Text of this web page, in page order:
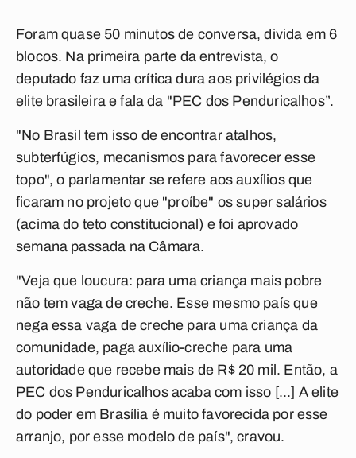
Foram quase 50 minutos de conversa, divida em 6
blocos. Na primeira parte da entrevista, o
deputado faz uma crítica dura aos privilégios da
elite brasileira e fala da "PEC dos Penduricalhos”.
"No Brasil tem isso de encontrar atalhos,
subterfúgios, mecanismos para favorecer esse
topo", o parlamentar se refere aos auxílios que
ficaram no projeto que "proíbe" os super salários
(acima do teto constitucional) e foi aprovado
semana passada na Câmara.
"Veja que loucura: para uma criança mais pobre
não tem vaga de creche. Esse mesmo país que
nega essa vaga de creche para uma criança da
comunidade, paga auxílio-creche para uma
autoridade que recebe mais de R$ 20 mil. Então, a
PEC dos Penduricalhos acaba com isso [...] A elite
do poder em Brasília é muito favorecida por esse
arranjo, por esse modelo de país", cravou.